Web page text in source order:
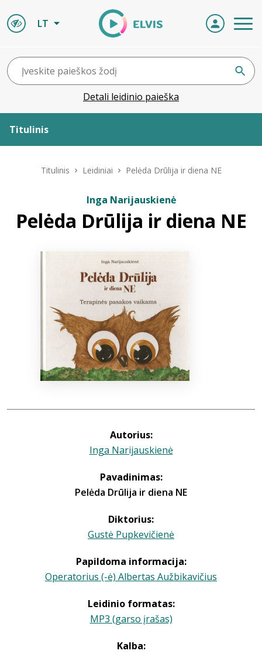
LT
Detali leidinio paieška
Titulinis
ELVIS atvyksta
+370 667 80 541
Titulinis Leidiniai Pelėda Drūlija ir diena NE
Inga Narijauskienė
Pelėda Drūlija ir diena NE
Autorius:
Inga Narijauskienė
Pavadinimas:
Pelėda Drūlija ir diena NE
Diktorius:
Gustė Pupkevičienė
Papildoma informacija:
Operatorius (-ė) Albertas Aužbikavičius
Leidinio formatas:
MP3 (garso įrašas)
Kalba: